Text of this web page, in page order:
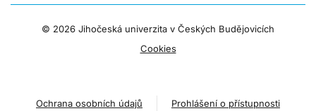
© 2026 Jihočeská univerzita v Českých Budějovicích
Cookies
Ochrana osobních údajů Prohlášení o přístupnosti